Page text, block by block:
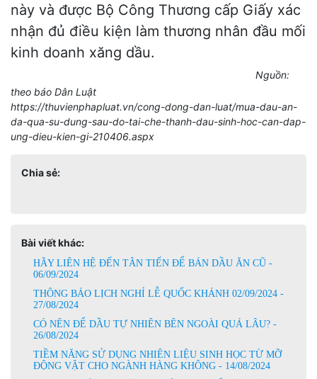
này và được Bộ Công Thương cấp Giấy xác
nhận đủ điều kiện làm thương nhân đầu mối
kinh doanh xăng dầu.
Nguồn:
theo báo Dân Luật
https://thuvienphapluat.vn/cong-dong-dan-luat/mua-dau-an-
da-qua-su-dung-sau-do-tai-che-thanh-dau-sinh-hoc-can-dap-
ung-dieu-kien-gi-210406.aspx
Chia sẻ:
Bài viết khác:
HÃY LIÊN HỆ ĐẾN TÂN TIẾN ĐỂ BÁN DẦU ĂN CŨ -
06/09/2024
THÔNG BÁO LỊCH NGHỈ LỄ QUỐC KHÁNH 02/09/2024 -
27/08/2024
CÓ NÊN ĐỂ DẦU TỰ NHIÊN BÊN NGOÀI QUÁ LÂU? -
26/08/2024
TIỀM NĂNG SỬ DỤNG NHIÊN LIỆU SINH HỌC TỪ MỠ
ĐỘNG VẬT CHO NGÀNH HÀNG KHÔNG - 14/08/2024